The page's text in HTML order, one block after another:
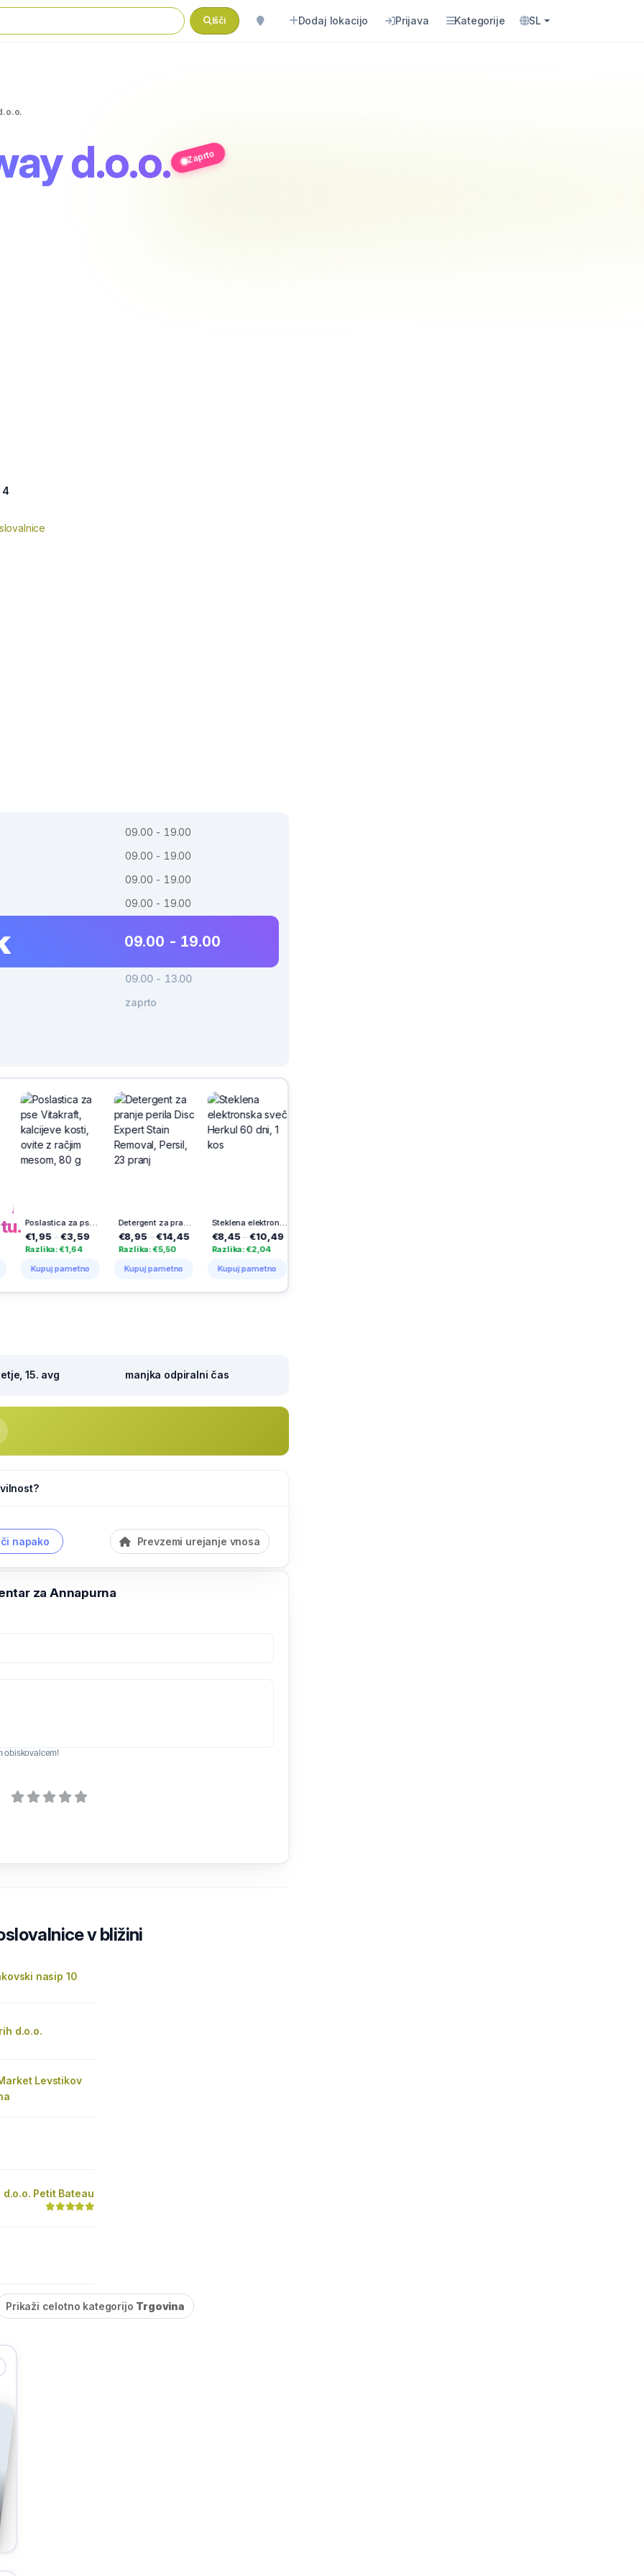
Išči Dodaj lokacijo Prijava Kategorije SL
d.o.o. Zaprto
4
09.00 - 19.00
09.00 - 19.00
09.00 - 19.00
09.00 - 19.00
09.00 - 19.00
09.00 - 13.00
zaprto
Poslastica za pse Vitakraft, kalcijeve kosti, ovite z račjim mesom, 80 g
–€3,59
€1,64
pametno
Detergent za pranje perila Disc Expert Stain Removal, Persil, 23 pranj
€8,95 €14,45
Razlika: €5,50
Kupuj pametno
Steklena elektronska sveča Herkul 60 dni, 1 kos
€8,45 €10,49
Razlika: €2,04
Kupuj pametno
€23,99
Razlika: €1,50
Kupuj pametno
15. avg manjka odpiralni čas
napako Prevzemi urejanje vnosa
za Annapurna
obiskovalcem!
v bližini
nasip 10
d.o.o.
Levstikov
d.o.o. Petit Bateau
Prikaži celotno kategorijo Trgovina